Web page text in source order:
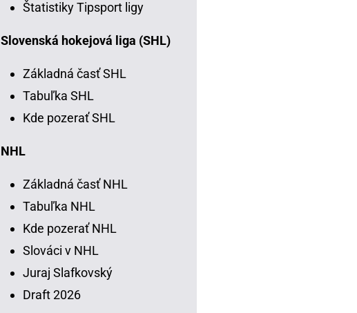
Štatistiky Tipsport ligy
Slovenská hokejová liga (SHL)
Základná časť SHL
Tabuľka SHL
Kde pozerať SHL
NHL
Základná časť NHL
Tabuľka NHL
Kde pozerať NHL
Slováci v NHL
Juraj Slafkovský
Draft 2026